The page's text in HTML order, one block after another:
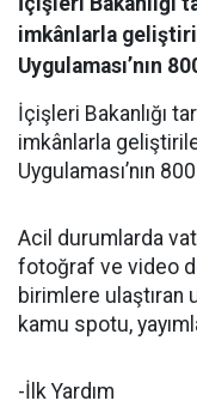
imkânlarla
Uygulaması’nın
İçişleri Bakanlığı
imkânlarla
Uygulaması’nın
Acil durumlarda
fotoğraf ve video
birimlere ulaştıran
kamu spotu,
-İlk Yardım